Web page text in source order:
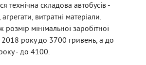
технічна складова автобусів -
витратні матеріали.
мінімальної заробітної
2018 року до 3700 гривень, а до
- до 4100.